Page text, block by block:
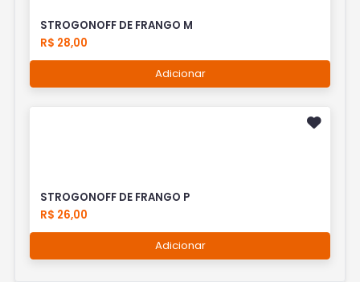
STROGONOFF DE FRANGO M
R$ 28,00
Adicionar
STROGONOFF DE FRANGO P
R$ 26,00
Adicionar